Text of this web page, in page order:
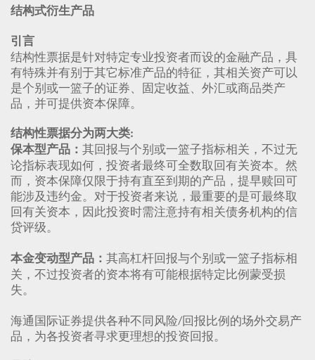
结构式衍生产品
引言
结构性票据是针对特定专业投资者而设的金融产品，具
有特殊并有别于其它标准产品的特征，其相关资产可以
是个别或一篮子的证券、固定收益、外汇或商品类产
品，并可提供资本保障。
结构性票据分为两大类:
保本型产品： 其回报与个别或一篮子指标相关，不过无
论指标表现如何，投资者最终可全数取回有关资本。然
而，资本保障仅限于持有直至到期的产品，提早赎回可
能涉及违约金。对于投资者来说，最重要的是可最终取
回有关资本，因此投资时需注意持有相关债务机构的信
贷评级。
本金变动型产品： 其高杠杆回报与个别或一篮子指标相
关，不过投资者的资本将有可能根据特定比例蒙受损
失。
海通国际证券提供各种不同风险/回报比例的场外交易产
品，为各投资者寻求更理想的投资回报。